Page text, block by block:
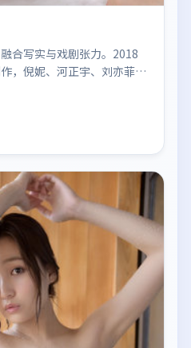
合写实与戏剧张力。2018
，倪妮、河正宇、刘亦菲在
格统一，配乐与剪辑强化了